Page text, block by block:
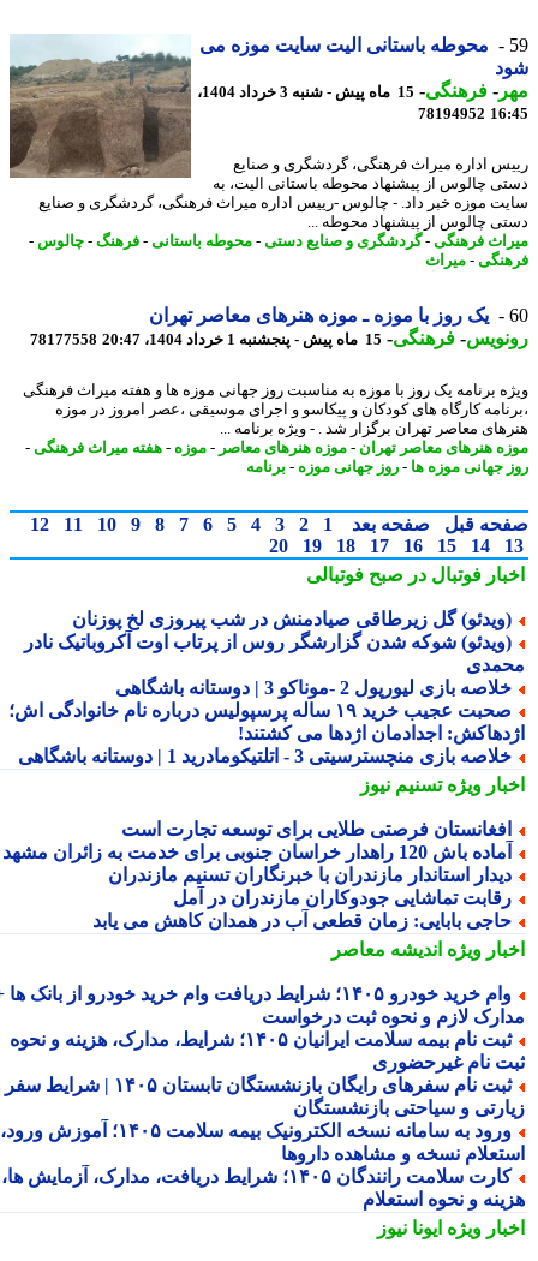
محوطه باستانی الیت سایت موزه می
-فرهنگی-
15 ماه پیش - شنبه 3 خرداد 1404،
78194952
اداره میراث فرهنگی، گردشگری و صنایع
چالوس از پیشنهاد محوطه باستانی الیت، به
موزه خبر داد. - چالوس -رییس اداره میراث فرهنگی، گردشگری و صنایع
چالوس از پیشنهاد محوطه ...
فرهنگی-گردشگری و صنایع دستی-محوطه باستانی-فرهنگ -چالوس-
-میراث
یک روز با موزه ـ موزه هنرهای معاصر تهران
-فرهنگی-15 ماه پیش - پنجشنبه 1 خرداد 1404، 20:47 78177558
برنامه یک روز با موزه به مناسبت روز جهانی موزه ها و هفته میراث فرهنگی
کارگاه های کودکان و پیکاسو و اجرای موسیقی ،عصر امروز در موزه
معاصر تهران برگزار شد . - ویژه برنامه ...
هنرهای معاصر تهران- موزه هنرهای معاصر-موزه-هفته میراث فرهنگی-
جهانی موزه ها - روز جهانی موزه-برنامه
قبل صفحه بعد 1
2
3
4
5
6
7
8
9
10
11
12
14
15
16
17
18
19
20
فوتبال در صبح فوتبالی
گل زیرطاقی صیادمنش در شب پیروزی لخ پوزنان
شوکه شدن گزارشگر روس از پرتاب اوت آکروباتیک نادر
بازی لیورپول 2 -موناکو 3 | دوستانه باشگاهی
صحبت عجیب خرید ۱۹ ساله پرسپولیس درباره نام خانوادگی اش؛
اجدادمان اژدها می کشتند!
بازی منچسترسیتی 3 - اتلتیکومادرید 1 | دوستانه باشگاهی
ویژهتسنیم نیوز
فرصتی طلایی برای توسعه تجارت است
باش 120 راهدار خراسان جنوبی برای خدمت به زائران مشهد
استاندار مازندران با خبرنگاران تسنیم مازندران
تماشایی جودوکاران مازندران در آمل
بابایی: زمان قطعی آب در همدان کاهش می یابد
ویژهاندیشه معاصر
وام خرید خودرو ۱۴۰۵؛ شرایط دریافت وام خرید خودرو از بانک ها +
لازم و نحوه ثبت درخواست
ثبت نام بیمه سلامت ایرانیان ۱۴۰۵؛ شرایط، مدارک، هزینه و نحوه
نام غیرحضوری
ثبت نام سفرهای رایگان بازنشستگان تابستان ۱۴۰۵ | شرایط سفر
و سیاحتی بازنشستگان
ورود به سامانه نسخه الکترونیک بیمه سلامت ۱۴۰۵؛ آموزش ورود،
نسخه و مشاهده داروها
کارت سلامت رانندگان ۱۴۰۵؛ شرایط دریافت، مدارک، آزمایش ها،
و نحوه استعلام
ویژهایونا نیوز